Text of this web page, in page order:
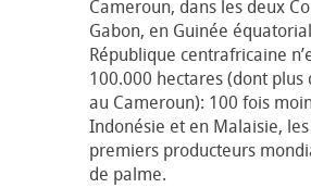
Cameroun, dans les deux
Gabon, en Guinée
République centrafricaine
100.000 hectares (dont plus
au Cameroun): 100 fois
Indonésie et en Malaisie,
premiers producteurs
de palme.